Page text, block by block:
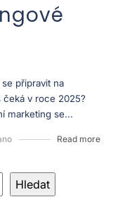
připravit na
čeká v roce 2025?
marketing se...
Read more
Hledat